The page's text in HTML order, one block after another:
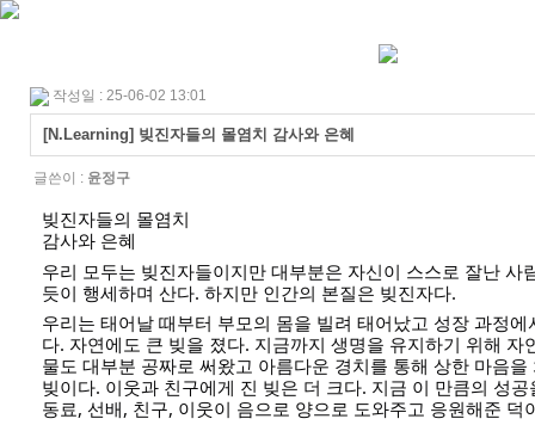
작성일 : 25-06-02 13:01
[N.Learning] 빚진자들의 몰염치 감사와 은혜
글쓴이 : 윤정구
빚진자들의 몰염치
감사와 은혜
우리 모두는 빚진자들이지만 대부분은 자신이 스스로 잘난 사
듯이 행세하며 산다. 하지만 인간의 본질은 빚진자다.
우리는 태어날 때부터 부모의 몸을 빌려 태어났고 성장 과정
다. 자연에도 큰 빚을 졌다. 지금까지 생명을 유지하기 위해 자
물도 대부분 공짜로 써왔고 아름다운 경치를 통해 상한 마음
빚이다. 이웃과 친구에게 진 빚은 더 크다. 지금 이 만큼의 성
동료, 선배, 친구, 이웃이 음으로 양으로 도와주고 응원해준 덕